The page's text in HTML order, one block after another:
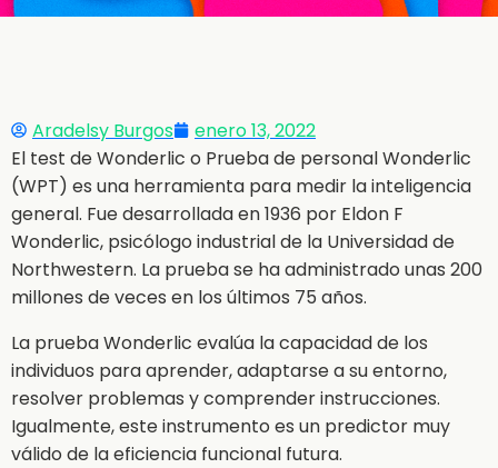
Aradelsy Burgos
enero 13, 2022
El test de Wonderlic o Prueba de personal Wonderlic
(WPT) es una herramienta para medir la inteligencia
general. Fue desarrollada en 1936 por Eldon F
Wonderlic, psicólogo industrial de la Universidad de
Northwestern. La prueba se ha administrado unas 200
millones de veces en los últimos 75 años.
La prueba Wonderlic evalúa la capacidad de los
individuos para aprender, adaptarse a su entorno,
resolver problemas y comprender instrucciones.
Igualmente, este instrumento es un predictor muy
válido de la eficiencia funcional futura.